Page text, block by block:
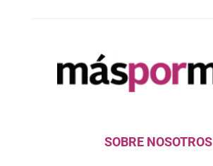
SOBRE NOSOTROS